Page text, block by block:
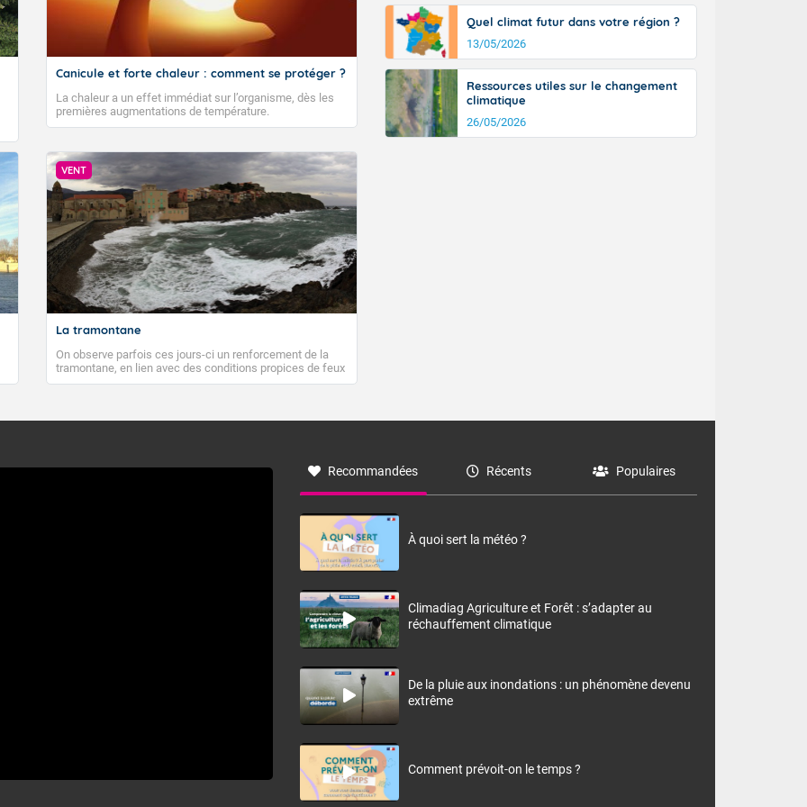
Canicule et forte chaleur : comment se protéger ?
La chaleur a un effet immédiat sur l’organisme, dès les
premières augmentations de température.
VENT
La tramontane
On observe parfois ces jours-ci un renforcement de la
tramontane, en lien avec des conditions propices de feux
de forêt. Mais qu'est-ce que la tramontane ? Quelles sont
à nord-ouest, dans un secteur qui part du Roussillon à la
monts, en allusion aux régions montagneuses d’où
Quel climat futur dans votre région ?
13/05/2026
Ressources utiles sur le changement
climatique
26/05/2026
Recommandées Récents Populaires
À quoi sert la météo ?
Climadiag Agriculture et Forêt : s’adapter au
réchauffement climatique
De la pluie aux inondations : un phénomène devenu
extrême
Comment prévoit-on le temps ?